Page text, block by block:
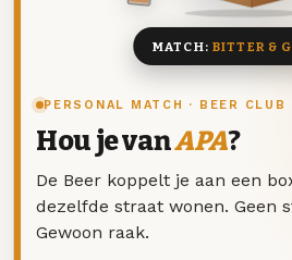
PERSONAL MATCH · BEER CLUB
Hou je vanAPA?
De Beer koppelt je aan een
dezelfde straat wonen. Geen
Gewoon raak.
MATCH: BITTER &